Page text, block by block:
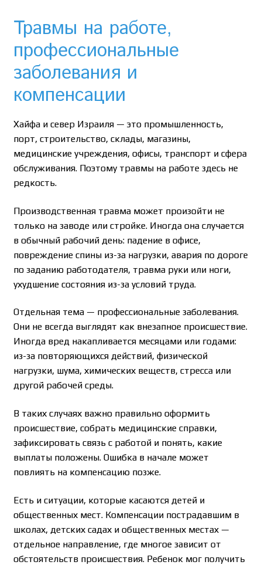
Травмы на работе,
профессиональные
заболевания и
компенсации
Хайфа и север Израиля — это промышленность,
порт, строительство, склады, магазины,
медицинские учреждения, офисы, транспорт и сфера
обслуживания. Поэтому травмы на работе здесь не
редкость.
Производственная травма может произойти не
только на заводе или стройке. Иногда она случается
в обычный рабочий день: падение в офисе,
повреждение спины из-за нагрузки, авария по дороге
по заданию работодателя, травма руки или ноги,
ухудшение состояния из-за условий труда.
Отдельная тема — профессиональные заболевания.
Они не всегда выглядят как внезапное происшествие.
Иногда вред накапливается месяцами или годами:
из-за повторяющихся действий, физической
нагрузки, шума, химических веществ, стресса или
другой рабочей среды.
В таких случаях важно правильно оформить
происшествие, собрать медицинские справки,
зафиксировать связь с работой и понять, какие
выплаты положены. Ошибка в начале может
повлиять на компенсацию позже.
Есть и ситуации, которые касаются детей и
общественных мест. Компенсации пострадавшим в
школах, детских садах и общественных местах —
отдельное направление, где многое зависит от
обстоятельств происшествия. Ребенок мог получить